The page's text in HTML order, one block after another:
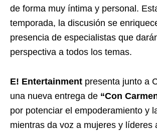
de forma muy íntima y personal.
temporada, la discusión se
presencia de especialistas que
perspectiva a todos los temas.
E! Entertainment presenta junto a
una nueva entrega de “Con
por potenciar el empoderamiento y
mientras da voz a mujeres y líderes